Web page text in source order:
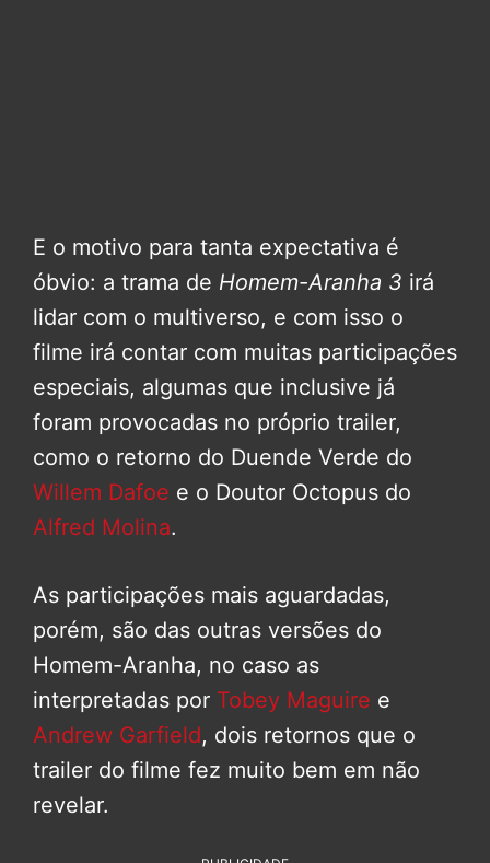
E o motivo para tanta expectativa é
óbvio: a trama de Homem-Aranha 3 irá
lidar com o multiverso, e com isso o
filme irá contar com muitas participações
especiais, algumas que inclusive já
foram provocadas no próprio trailer,
como o retorno do Duende Verde do
Willem Dafoe e o Doutor Octopus do
Alfred Molina.
As participações mais aguardadas,
porém, são das outras versões do
Homem-Aranha, no caso as
interpretadas por Tobey Maguire e
Andrew Garfield, dois retornos que o
trailer do filme fez muito bem em não
revelar.